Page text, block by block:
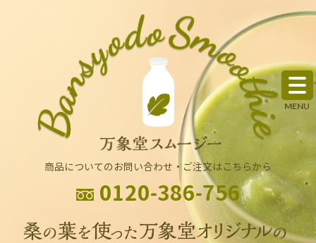
商品についてのお問い合わせ・ご注文はこちらから
0120-386-756